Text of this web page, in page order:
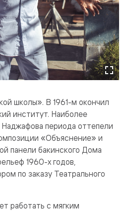
школы». В 1961-м окончил
институт. Наиболее
периода оттепели
«Объяснение» и
панели бакинского Дома
1960-х годов,
по заказу Театрального
работать с мягким